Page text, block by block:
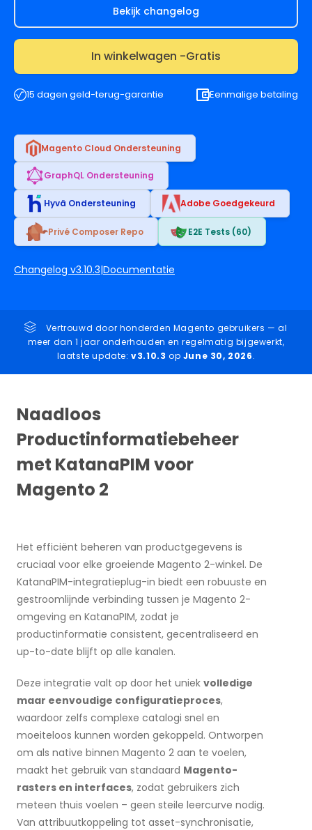
Bekijk changelog
In winkelwagen -Gratis
15 dagen geld-terug-garantie Eenmalige betaling
Magento Cloud Ondersteuning
GraphQL Ondersteuning
Hyvä Ondersteuning Adobe Goedgekeurd
Privé Composer Repo E2E Tests (60)
Changelog v3.10.3|Documentatie
Vertrouwd door honderden Magento gebruikers — al
meer dan 1 jaar onderhouden en regelmatig bijgewerkt,
laatste update:v3.10.3 op June 30, 2026.
Naadloos
Productinformatiebeheer
met KatanaPIM voor
Magento 2
Het efficiënt beheren van productgegevens is
cruciaal voor elke groeiende Magento 2-winkel. De
KatanaPIM-integratieplug-in biedt een robuuste en
gestroomlijnde verbinding tussen je Magento 2-
omgeving en KatanaPIM, zodat je
productinformatie consistent, gecentraliseerd en
up-to-date blijft op alle kanalen.
Deze integratie valt op door het uniek volledige
maar eenvoudige configuratieproces,
waardoor zelfs complexe catalogi snel en
moeiteloos kunnen worden gekoppeld. Ontworpen
om als native binnen Magento 2 aan te voelen,
maakt het gebruik van standaard Magento-
rasters en interfaces, zodat gebruikers zich
meteen thuis voelen – geen steile leercurve nodig.
Van attribuutkoppeling tot asset-synchronisatie,